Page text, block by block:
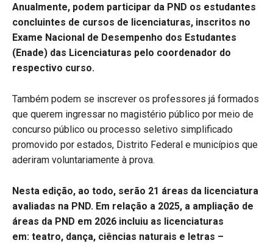
Anualmente, podem participar da PND os estudantes
concluintes de cursos de licenciaturas, inscritos no
Exame Nacional de Desempenho dos Estudantes
(Enade) das Licenciaturas pelo coordenador do
respectivo curso.
Também podem se inscrever os professores já formados
que querem ingressar no magistério público por meio de
concurso público ou processo seletivo simplificado
promovido por estados, Distrito Federal e municípios que
aderiram voluntariamente à prova.
Nesta edição, ao todo, serão 21 áreas da licenciatura
avaliadas na PND. Em relação a 2025, a ampliação de
áreas da PND em 2026 incluiu as licenciaturas
em: teatro, dança, ciências naturais e letras –